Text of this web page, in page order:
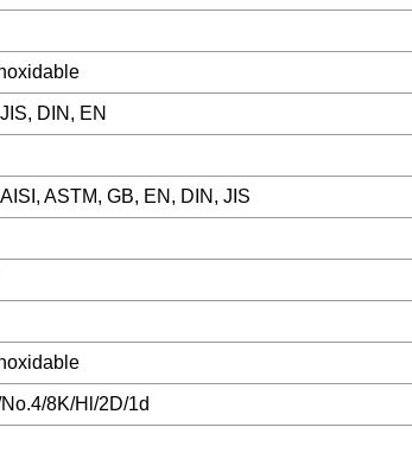
DIN, EN
ASTM, GB, EN, DIN, JIS
8K/Hl/2D/1d